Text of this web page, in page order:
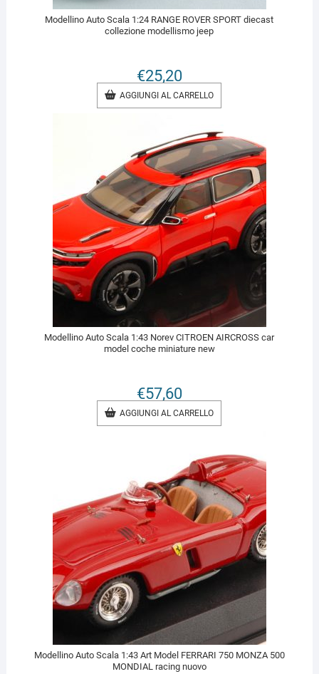
Modellino Auto Scala 1:24 RANGE ROVER SPORT diecast
collezione modellismo jeep
€25,20
AGGIUNGI AL CARRELLO
Modellino Auto Scala 1:43 Norev CITROEN AIRCROSS car
model coche miniature new
€57,60
AGGIUNGI AL CARRELLO
Modellino Auto Scala 1:43 Art Model FERRARI 750 MONZA 500
MONDIAL racing nuovo